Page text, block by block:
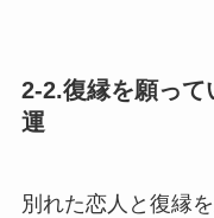
2-2.復縁を願って
運
別れた恋人と復縁